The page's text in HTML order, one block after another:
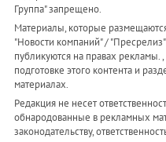
Группа" запрещено.
Материалы, которые
"Новости компаний" /
публикуются на правах рекламы.
подготовке этого контента и
материалах.
Редакция не несет
обнародованные в рекламных
законодательству,